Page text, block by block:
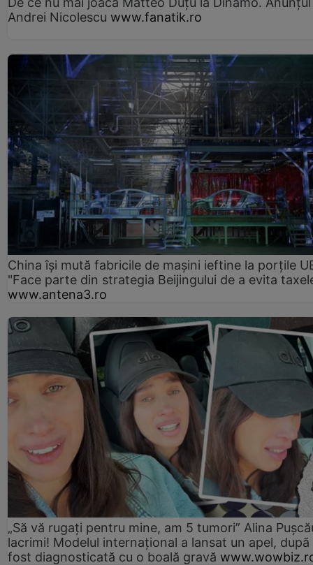
Andrei Nicolescu www.fanatik.ro
China își mută fabricile de mașini ieftine la porțile
"Face parte din strategia Beijingului de a evita
www.antena3.ro
„Să vă rugați pentru mine, am 5 tumori” Alina
lacrimi! Modelul internațional a lansat un apel, după
fost diagnosticată cu o boală gravă